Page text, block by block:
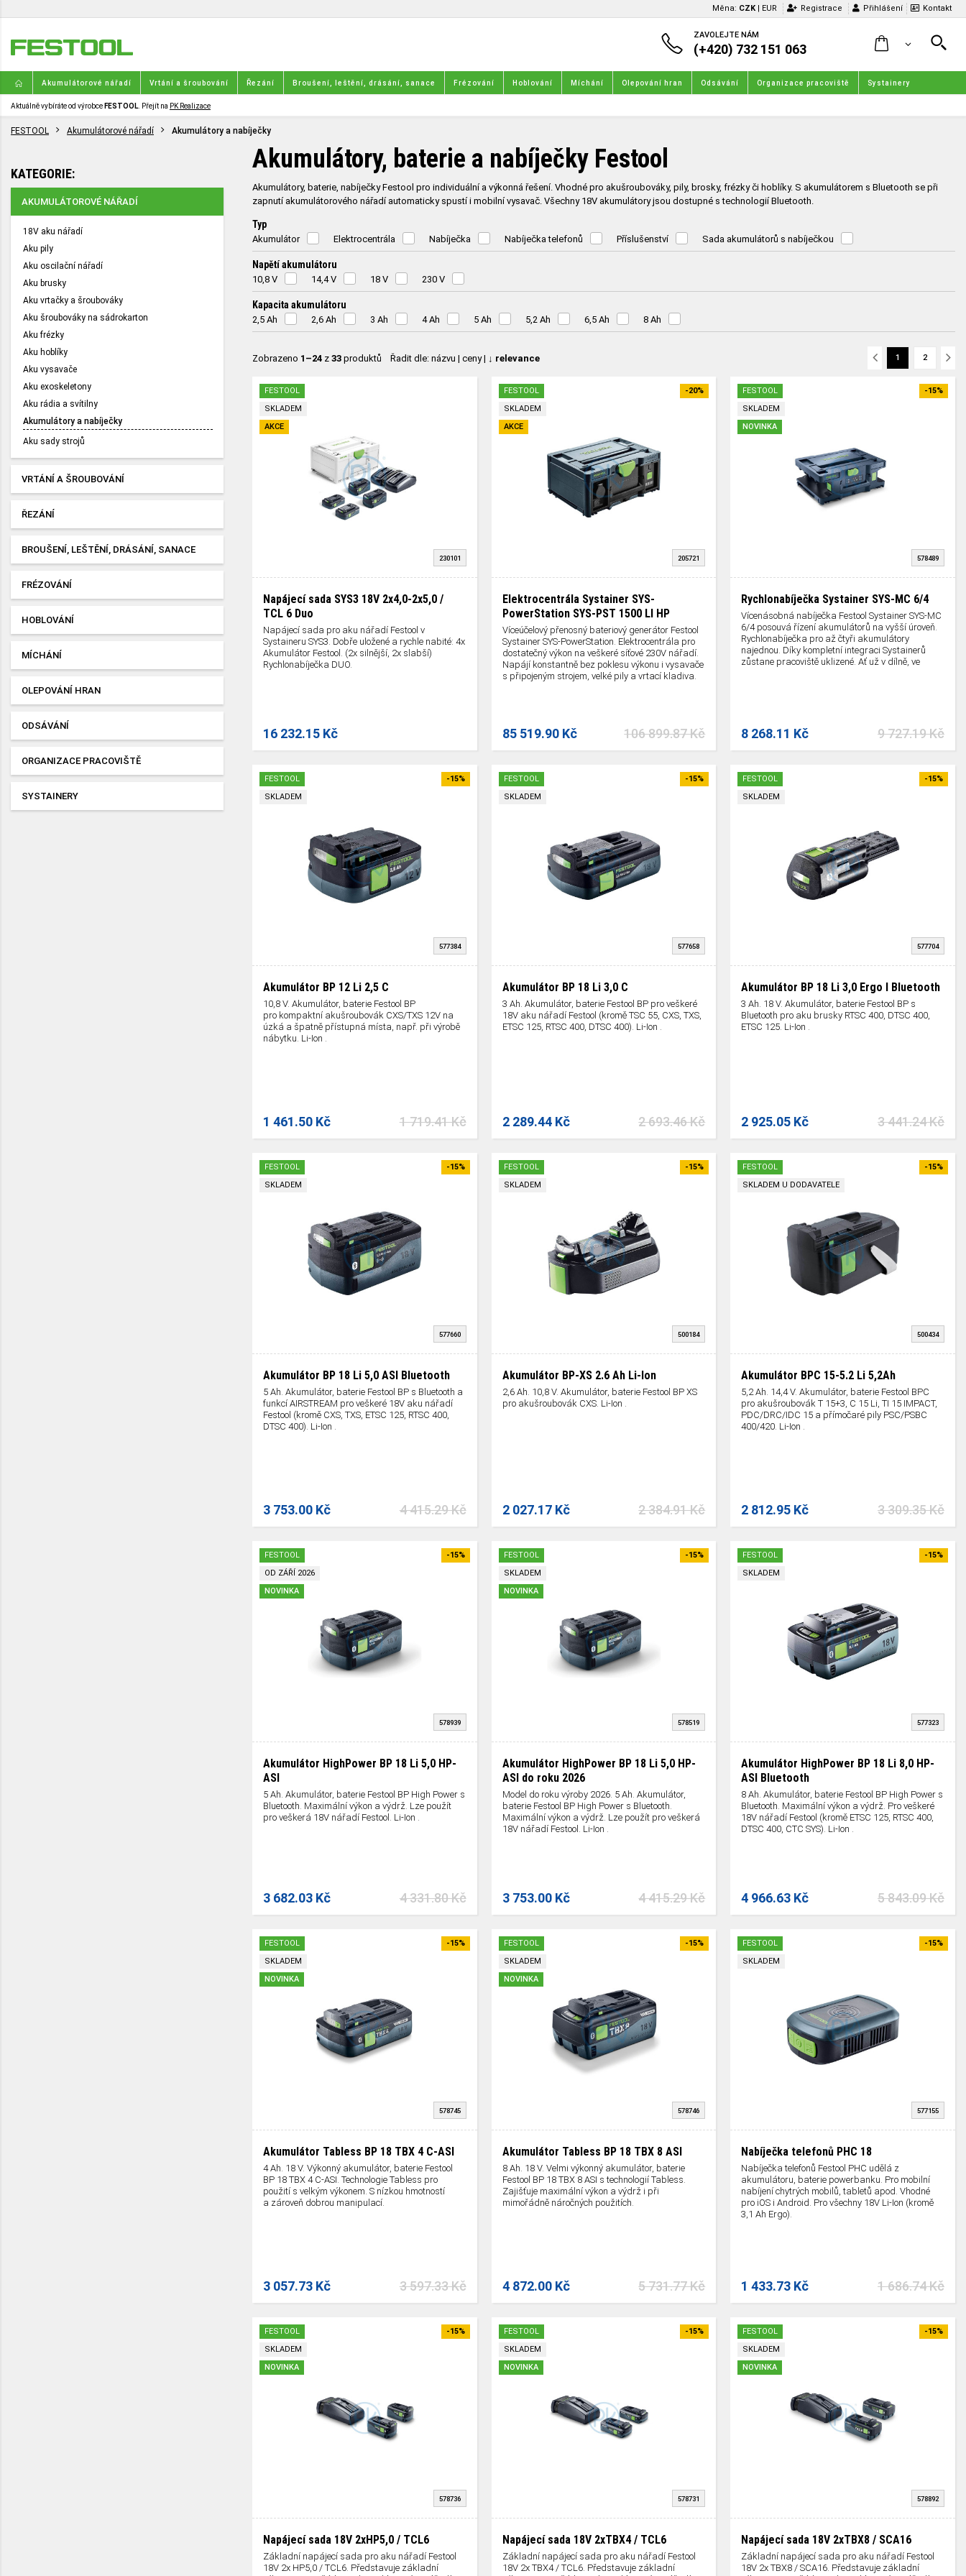
Měna: CZK | EUR Registrace Přihlášení Kontakt
ZAVOLEJTE NÁM
(+420) 732 151 063
Akumulátorové nářadí Vrtání a šroubování Řezání Broušení, leštění, drásání, sanace Frézování Hoblování Míchání Olepování hran Odsávání Organizace pracoviště Systainery
Aktuálně vybíráte od výrobce FESTOOL . Přejít na PK Realizace
FESTOOL Akumulátorové nářadí Akumulátory a nabíječky
Akumulátory, baterie a nabíječky Festool
Akumulátory, baterie, nabíječky Festool pro individuální a výkonná řešení. Vhodné pro akušroubováky, pily, brosky, frézky či hoblíky. S akumulátorem s Bluetooth se při
zapnutí akumulátorového nářadí automaticky spustí i mobilní vysavač. Všechny 18V akumulátory jsou dostupné s technologií Bluetooth.
Typ
Akumulátor Elektrocentrála Nabíječka Nabíječka telefonů Příslušenství Sada akumulátorů s nabíječkou
Napětí akumulátoru
10,8 V 14,4 V 18 V 230 V
Kapacita akumulátoru
2,5 Ah 2,6 Ah 3 Ah 4 Ah 5 Ah 5,2 Ah 6,5 Ah 8 Ah
Zobrazeno 1–24 z 33 produktů Řadit dle: názvu | ceny| ↓ relevance 1 2
FESTOOL
SKLADEM
AKCE
230101
Napájecí sada SYS3 18V 2x4,0-2x5,0 /
TCL 6 Duo
Napájecí sada pro aku nářadí Festool v
Systaineru SYS3. Dobře uložené a rychle nabité: 4x
Akumulátor Festool. (2x silnější, 2x slabší)
Rychlonabíječka DUO.
16 232.15 Kč
FESTOOL
SKLADEM
AKCE
-20%
205721
Elektrocentrála Systainer SYS-
PowerStation SYS-PST 1500 LI HP
Víceúčelový přenosný bateriový generátor Festool
Systainer SYS-PowerStation. Elektrocentrála pro
dostatečný výkon na veškeré síťové 230V nářadí.
Napájí konstantně bez poklesu výkonu i vysavače
s připojeným strojem, velké pily a vrtací kladiva.
106 899.87 Kč
85 519.90 Kč
FESTOOL
SKLADEM
NOVINKA
-15%
578489
Rychlonabíječka Systainer SYS-MC 6/4
Vícenásobná nabíječka Festool Systainer SYS-MC
6/4 posouvá řízení akumulátorů na vyšší úroveň.
Rychlonabíječka pro až čtyři akumulátory
najednou. Díky kompletní integraci Systainerů
zůstane pracoviště uklizené. Ať už v dílně, ve
9 727.19 Kč
8 268.11 Kč
FESTOOL
SKLADEM
-15%
577384
Akumulátor BP 12 Li 2,5 C
10,8 V. Akumulátor, baterie Festool BP
pro kompaktní akušroubovák CXS/TXS 12V na
úzká a špatně přístupná místa, např. při výrobě
nábytku. Li-Ion .
1 719.41 Kč
1 461.50 Kč
FESTOOL
SKLADEM
-15%
577658
Akumulátor BP 18 Li 3,0 C
3 Ah. Akumulátor, baterie Festool BP pro veškeré
18V aku nářadí Festool (kromě TSC 55, CXS, TXS,
ETSC 125, RTSC 400, DTSC 400). Li-Ion .
2 693.46 Kč
2 289.44 Kč
FESTOOL
SKLADEM
-15%
577704
Akumulátor BP 18 Li 3,0 Ergo I Bluetooth
3 Ah. 18 V. Akumulátor, baterie Festool BP s
Bluetooth pro aku brusky RTSC 400, DTSC 400,
ETSC 125. Li-Ion .
3 441.24 Kč
2 925.05 Kč
FESTOOL
SKLADEM
-15%
577660
Akumulátor BP 18 Li 5,0 ASI Bluetooth
5 Ah. Akumulátor, baterie Festool BP s Bluetooth a
funkcí AIRSTREAM pro veškeré 18V aku nářadí
Festool (kromě CXS, TXS, ETSC 125, RTSC 400,
DTSC 400). Li-Ion .
4 415.29 Kč
3 753.00 Kč
FESTOOL
SKLADEM
-15%
500184
Akumulátor BP-XS 2.6 Ah Li-Ion
2,6 Ah. 10,8 V. Akumulátor, baterie Festool BP XS
pro akušroubovák CXS. Li-Ion .
2 384.91 Kč
2 027.17 Kč
FESTOOL
SKLADEM U DODAVATELE
-15%
500434
Akumulátor BPC 15-5.2 Li 5,2Ah
5,2 Ah. 14,4 V. Akumulátor, baterie Festool BPC
pro akušroubovák T 15+3, C 15 Li, TI 15 IMPACT,
PDC/DRC/IDC 15 a přímočaré pily PSC/PSBC
400/420. Li-Ion .
3 309.35 Kč
2 812.95 Kč
FESTOOL
OD ZÁŘÍ 2026
NOVINKA
-15%
578939
Akumulátor HighPower BP 18 Li 5,0 HP-
ASI
5 Ah. Akumulátor, baterie Festool BP High Power s
Bluetooth. Maximální výkon a výdrž. Lze použít
pro veškerá 18V nářadí Festool. Li-Ion .
4 331.80 Kč
3 682.03 Kč
FESTOOL
SKLADEM
NOVINKA
-15%
578519
Akumulátor HighPower BP 18 Li 5,0 HP-
ASI do roku 2026
Model do roku výroby 2026. 5 Ah. Akumulátor,
baterie Festool BP High Power s Bluetooth.
Maximální výkon a výdrž. Lze použít pro veškerá
18V nářadí Festool. Li-Ion .
4 415.29 Kč
3 753.00 Kč
FESTOOL
SKLADEM
-15%
577323
Akumulátor HighPower BP 18 Li 8,0 HP-
ASI Bluetooth
8 Ah. Akumulátor, baterie Festool BP High Power s
Bluetooth. Maximální výkon a výdrž. Pro veškeré
18V nářadí Festool (kromě ETSC 125, RTSC 400,
DTSC 400, CTC SYS). Li-Ion .
5 843.09 Kč
4 966.63 Kč
FESTOOL
SKLADEM
NOVINKA
-15%
578745
Akumulátor Tabless BP 18 TBX 4 C-ASI
4 Ah. 18 V. Výkonný akumulátor, baterie Festool
BP 18 TBX 4 C-ASI. Technologie Tabless pro
použití s velkým výkonem. S nízkou hmotností
a zároveň dobrou manipulací.
3 597.33 Kč
3 057.73 Kč
FESTOOL
SKLADEM
NOVINKA
-15%
578746
Akumulátor Tabless BP 18 TBX 8 ASI
8 Ah. 18 V. Velmi výkonný akumulátor, baterie
Festool BP 18 TBX 8 ASI s technologií Tabless.
Zajišťuje maximální výkon a výdrž i při
mimořádně náročných použitích.
5 731.77 Kč
4 872.00 Kč
FESTOOL
SKLADEM
-15%
577155
Nabíječka telefonů PHC 18
Nabíječka telefonů Festool PHC udělá z
akumulátoru, baterie powerbanku. Pro mobilní
nabíjení chytrých mobilů, tabletů apod. Vhodné
pro iOS i Android. Pro všechny 18V Li-Ion (kromě
3,1 Ah Ergo).
1 686.74 Kč
1 433.73 Kč
FESTOOL
SKLADEM
NOVINKA
-15%
578736
Napájecí sada 18V 2xHP5,0 / TCL6
Základní napájecí sada pro aku nářadí Festool
18V 2x HP5,0 / TCL6. Představuje základní
FESTOOL
SKLADEM
NOVINKA
-15%
578731
Napájecí sada 18V 2xTBX4 / TCL6
Základní napájecí sada pro aku nářadí Festool
18V 2x TBX4 / TCL6. Představuje základní
FESTOOL
SKLADEM
NOVINKA
-15%
578892
Napájecí sada 18V 2xTBX8 / SCA16
Základní napájecí sada pro aku nářadí Festool
18V 2x TBX8 / SCA16. Představuje základní
KATEGORIE:
AKUMULÁTOROVÉ NÁŘADÍ
18V aku nářadí
Aku pily
Aku oscilační nářadí
Aku brusky
Aku vrtačky a šroubováky
Aku šroubováky na sádrokarton
Aku frézky
Aku hoblíky
Aku vysavače
Aku exoskeletony
Aku rádia a svítilny
Akumulátory a nabíječky
Aku sady strojů
VRTÁNÍ A ŠROUBOVÁNÍ
ŘEZÁNÍ
BROUŠENÍ, LEŠTĚNÍ, DRÁSÁNÍ, SANACE
FRÉZOVÁNÍ
HOBLOVÁNÍ
MÍCHÁNÍ
OLEPOVÁNÍ HRAN
ODSÁVÁNÍ
ORGANIZACE PRACOVIŠTĚ
SYSTAINERY